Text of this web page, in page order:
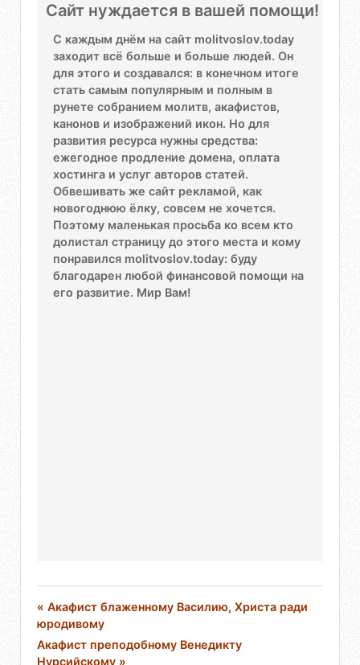
Сайт нуждается в вашей помощи!
С каждым днём на сайт molitvoslov.today
заходит всё больше и больше людей. Он
для этого и создавался: в конечном итоге
стать самым популярным и полным в
рунете собранием молитв, акафистов,
канонов и изображений икон. Но для
развития ресурса нужны средства:
ежегодное продление домена, оплата
хостинга и услуг авторов статей.
Обвешивать же сайт рекламой, как
новогоднюю ёлку, совсем не хочется.
Поэтому маленькая просьба ко всем кто
долистал страницу до этого места и кому
понравился molitvoslov.today: буду
благодарен любой финансовой помощи на
его развитие. Мир Вам!
« Акафист блаженному Василию, Христа ради
юродивому
Акафист преподобному Венедикту
Нурсийскому »